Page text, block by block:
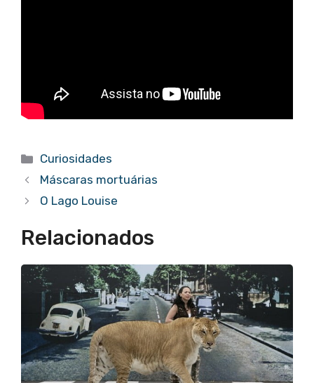
Categorias
Curiosidades
Máscaras mortuárias
O Lago Louise
Relacionados